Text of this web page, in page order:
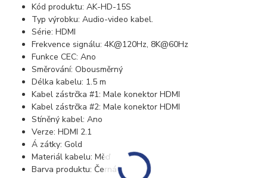
Kód produktu: AK-HD-15S
Typ výrobku: Audio-video kabel.
Série: HDMI
Frekvence signálu: 4K@120Hz, 8K@60Hz
Funkce CEC: Ano
Směrování: Obousměrný
Délka kabelu: 1.5 m
Kabel zástrčka #1: Male konektor HDMI
Kabel zástrčka #2: Male konektor HDMI
Stíněný kabel: Ano
Verze: HDMI 2.1
Á zátky: Gold
Materiál kabelu: Měď
Barva produktu: Černá